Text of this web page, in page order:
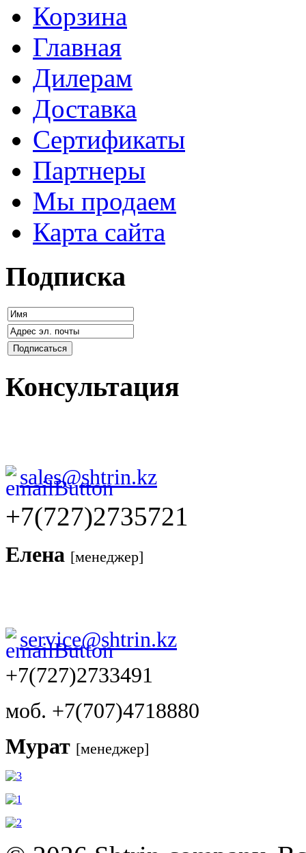
Корзина
Главная
Дилерам
Доставка
Сертификаты
Партнеры
Мы продаем
Карта сайта
Подписка
Консультация
sales@shtrin.kz
+7(727)2735721
Елена [менеджер]
service@shtrin.kz
+7(727)2733491
моб. +7(707)4718880
Мурат [менеджер]